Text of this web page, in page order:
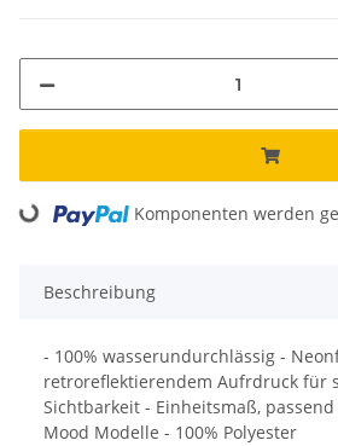
Loading... Komponenten werden
Beschreibung
- 100% wasserundurchlässig -
retroreflektierendem Aufrdruck für
Sichtbarkeit - Einheitsmaß,
Mood Modelle - 100% Polyester